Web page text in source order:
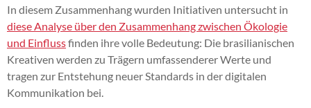
In diesem Zusammenhang wurden Initiativen untersucht in
diese Analyse über den Zusammenhang zwischen Ökologie
und Einflussfinden ihre volle Bedeutung: Die brasilianischen
Kreativen werden zu Trägern umfassenderer Werte und
tragen zur Entstehung neuer Standards in der digitalen
Kommunikation bei.